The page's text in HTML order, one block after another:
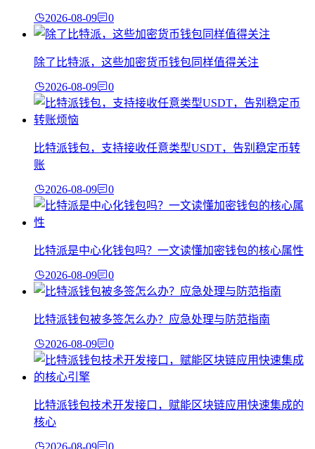
2026-08-09 0
除了比特派，这些加密货币钱包同样值得关注
2026-08-09 0
比特派钱包，支持接收任意类型USDT，告别稳定币转
账
2026-08-09 0
比特派是中心化钱包吗？一文读懂加密钱包的核心属性
2026-08-09 0
比特派钱包被多签怎么办？应急处理与防范指南
2026-08-09 0
比特派钱包技术开发接口，赋能区块链应用快速集成的
核心
2026-08-09 0